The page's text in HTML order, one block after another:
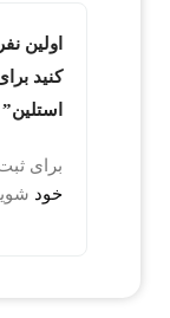
اولین
کنید
استلین”
برای
خود